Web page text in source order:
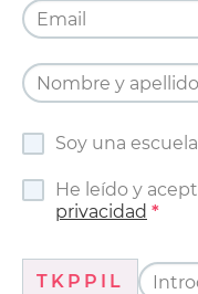
Soy una escuela
He leído y
privacidad
TKPPIL